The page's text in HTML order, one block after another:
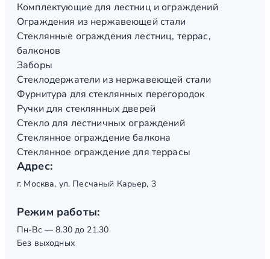
Комплектующие для лестниц и ограждений
Ограждения из нержавеющей стали
Стеклянные ограждения лестниц, террас,
балконов
Заборы
Стеклодержатели из нержавеющей стали
Фурнитура для стеклянных перегородок
Ручки для стеклянных дверей
Стекло для лестничных ограждений
Стеклянное ограждение балкона
Стеклянное ограждение для террасы
Адрес:
г. Москва, ул. Песчаный Карьер, 3
Режим работы:
Пн-Вс — 8.30 до 21.30
Без выходных